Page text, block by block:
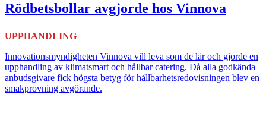
Rödbetsbollar avgjorde hos Vinnova
UPPHANDLING
Innovationsmyndigheten Vinnova vill leva som de lär och gjorde en
upphandling av klimatsmart och hållbar catering. Då alla godkända
anbudsgivare fick högsta betyg för hållbarhetsredovisningen blev en
smakprovning avgörande.